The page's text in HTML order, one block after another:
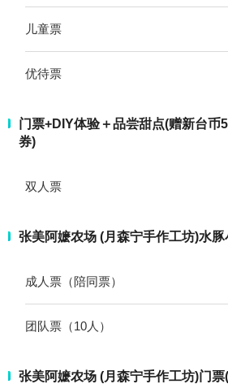
儿童票
优待票
门票+DIY体验＋品尝甜点(赠新台币
券)
双人票
张美阿嬷农场 (月森宁手作工坊)水
成人票（陪同票）
团队票（10人）
张美阿嬷农场 (月森宁手作工坊)门